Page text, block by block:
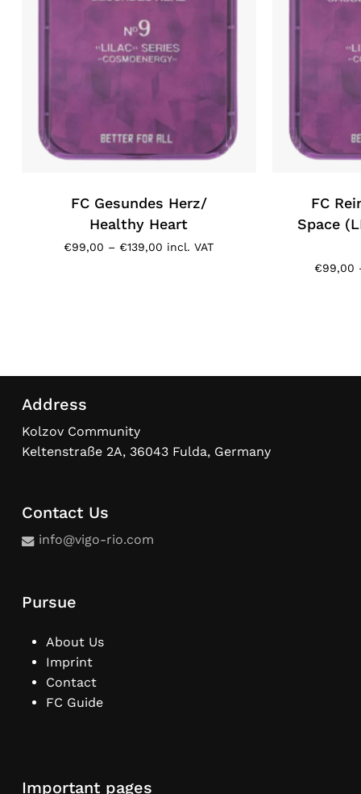
FC Gesundes Herz/
Healthy Heart
€99,00 – €139,00 Price
incl. VAT
FC
Space
€99,00
Address
Kolzov Community
Keltenstraße 2A, 36043 Fulda, Germany
Contact Us
info@vigo-rio.com
Pursue
About Us
Imprint
Contact
FC Guide
Important pages